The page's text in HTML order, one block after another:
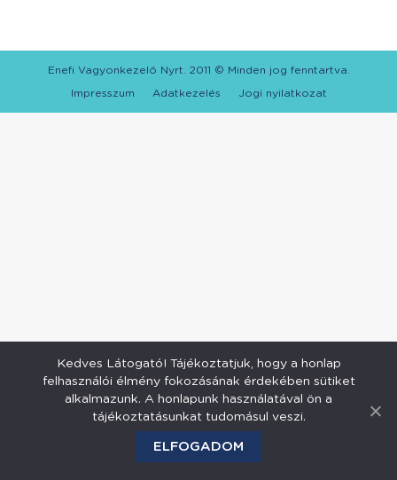
Enefi Vagyonkezelő Nyrt. 2011 © Minden jog fenntartva.
Impresszum Adatkezelés Jogi nyilatkozat
Kedves Látogató! Tájékoztatjuk, hogy a honlap
felhasználói élmény fokozásának érdekében sütiket
alkalmazunk. A honlapunk használatával ön a
tájékoztatásunkat tudomásul veszi.
ELFOGADOM